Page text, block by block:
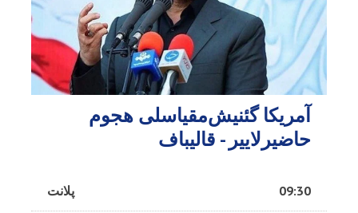
آمریکا گئنیش‌مقیاسلی هجوم
حاضیرلاییر - قالیباف
پلانت 09:30